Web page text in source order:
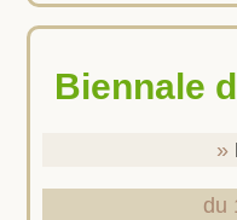
Biennale
du